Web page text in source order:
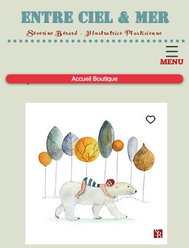
Entre Ciel & Mer
Séverine Bérard - Illustratrice Plasticienne
MENU
Accueil Boutique